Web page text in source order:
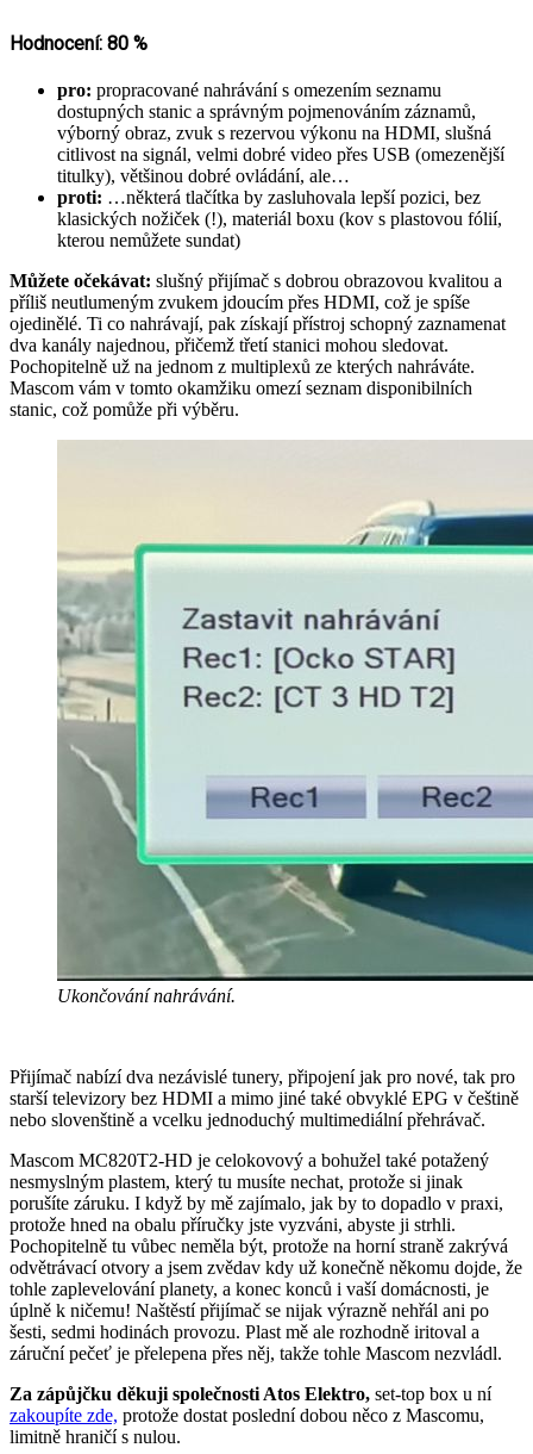
Hodnocení: 80 %
pro: propracované nahrávání s omezením seznamu
dostupných stanic a správným pojmenováním záznamů,
výborný obraz, zvuk s rezervou výkonu na HDMI, slušná
citlivost na signál, velmi dobré video přes USB (omezenější
titulky), většinou dobré ovládání, ale…
proti: …některá tlačítka by zasluhovala lepší pozici, bez
klasických nožiček (!), materiál boxu (kov s plastovou fólií,
kterou nemůžete sundat)
Můžete očekávat: slušný přijímač s dobrou obrazovou kvalitou a
příliš neutlumeným zvukem jdoucím přes HDMI, což je spíše
ojedinělé. Ti co nahrávají, pak získají přístroj schopný zaznamenat
dva kanály najednou, přičemž třetí stanici mohou sledovat.
Pochopitelně už na jednom z multiplexů ze kterých nahráváte.
Mascom vám v tomto okamžiku omezí seznam disponibilních
stanic, což pomůže při výběru.
Ukončování nahrávání.
Přijímač nabízí dva nezávislé tunery, připojení jak pro nové, tak pro
starší televizory bez HDMI a mimo jiné také obvyklé EPG v češtině
nebo slovenštině a vcelku jednoduchý multimediální přehrávač.
Mascom MC820T2-HD je celokovový a bohužel také potažený
nesmyslným plastem, který tu musíte nechat, protože si jinak
porušíte záruku. I když by mě zajímalo, jak by to dopadlo v praxi,
protože hned na obalu příručky jste vyzváni, abyste ji strhli.
Pochopitelně tu vůbec neměla být, protože na horní straně zakrývá
odvětrávací otvory a jsem zvědav kdy už konečně někomu dojde, že
tohle zaplevelování planety, a konec konců i vaší domácnosti, je
úplně k ničemu! Naštěstí přijímač se nijak výrazně nehřál ani po
šesti, sedmi hodinách provozu. Plast mě ale rozhodně iritoval a
záruční pečeť je přelepena přes něj, takže tohle Mascom nezvládl.
Za zápůjčku děkuji společnosti Atos Elektro, set-top box u ní
zakoupíte zde, protože dostat poslední dobou něco z Mascomu,
limitně hraničí s nulou.